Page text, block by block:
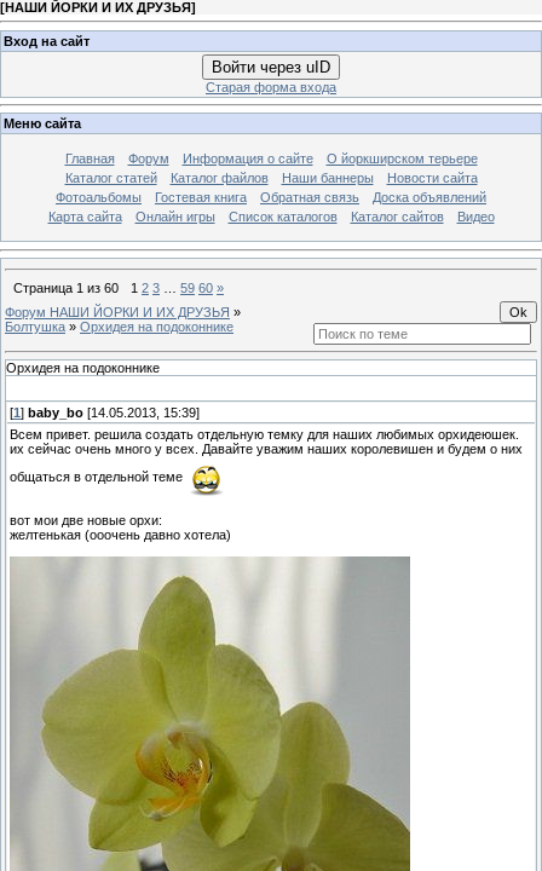
[НАШИ ЙОРКИ И ИХ ДРУЗЬЯ]
Вход на сайт
Войти через uID
Старая форма входа
Меню сайта
Главная Форум Информация о сайте
О йоркширском терьере
Каталог статей
Каталог файлов Наши баннеры
Новости сайта
Фотоальбомы
Гостевая книга Обратная связь
Доска объявлений
Карта сайта
Онлайн игры Список каталогов Каталог сайтов Видео
Страница 1 из 60 1 2 3 59 60 »
Форум НАШИ ЙОРКИ И ИХ ДРУЗЬЯ »
Болтушка » Орхидея на подоконнике
Орхидея на подоконнике
[1 ] baby_bo [14.05.2013, 15:39]
Всем привет. решила создать отдельную темку для наших любимых орхидеюшек.
их сейчас очень много у всех. Давайте уважим наших королевишен и будем о них
общаться в отдельной теме
вот мои две новые орхи:
желтенькая (ооочень давно хотела)